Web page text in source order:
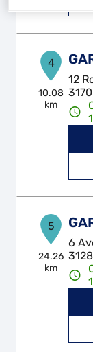
4
10.08
km
12
5
24.26
km
6